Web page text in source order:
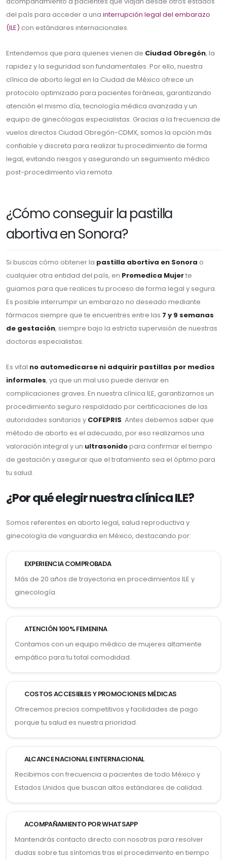
del país para acceder a una interrupción legal del embarazo
(ILE) con estándares internacionales.
Entendemos que para quienes vienen de Ciudad Obregón, la
rapidez y la seguridad son fundamentales. Por ello, nuestra
clínica de aborto legal en la Ciudad de México ofrece un
protocolo optimizado para pacientes foráneas, garantizando
atención el mismo día, tecnología médica avanzada y un
equipo de ginecólogas especialistas. Gracias a la frecuencia de
vuelos directos Ciudad Obregón-CDMX, somos la opción más
confiable y discreta para realizar tu procedimiento de forma
legal, evitando riesgos y asegurando un seguimiento médico
post-procedimiento vía remota.
¿Cómo conseguir la pastilla
abortiva en Sonora?
Si buscas cómo obtener la pastilla abortiva en Sonora o
cualquier otra entidad del país, en Promedica Mujerte
guiamos para que realices tu proceso de forma legal y segura.
Es posible interrumpir un embarazo no deseado mediante
fármacos siempre que te encuentres entre las 7 y 9 semanas
de gestación, siempre bajo la estricta supervisión de nuestras
doctoras especialistas.
Es vital no automedicarse ni adquirir pastillas por medios
informales, ya que un mal uso puede derivar en
complicaciones graves. En nuestra clínica ILE, garantizamos un
procedimiento seguro respaldado por certificaciones de las
autoridades sanitarias y COFEPRIS. Antes debemos saber que
método de aborto es el adecuado, por eso realizamos una
valoración integral y un ultrasonidopara confirmar el tiempo
de gestación y asegurar que el tratamiento sea el óptimo para
tu salud.
¿Por qué elegir nuestra clínica ILE?
Somos referentes en aborto legal, salud reproductiva y
ginecología de vanguardia en México, destacando por:
EXPERIENCIA COMPROBADA
Más de 20 años de trayectoria en procedimientos ILE y
ginecología.
ATENCIÓN 100% FEMENINA
Contamos con un equipo médico de mujeres altamente
empático para tu total comodidad.
COSTOS ACCESIBLES Y PROMOCIONES MÉDICAS
Ofrecemos precios competitivos y facilidades de pago
porque tu salud es nuestra prioridad.
ALCANCE NACIONAL E INTERNACIONAL
Recibimos con frecuencia a pacientes de todo México y
Estados Unidos que buscan altos estándares de calidad.
ACOMPAÑAMIENTO POR WHATSAPP
Mantendrás contacto directo con nosotras para resolver
dudas sobre tus síntomas tras el procedimiento en tiempo